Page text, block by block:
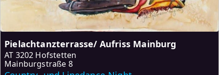
Pielachtanzterrasse/ Aufriss Mainburg
AT 3202 Hofstetten
Mainburgstraße 8